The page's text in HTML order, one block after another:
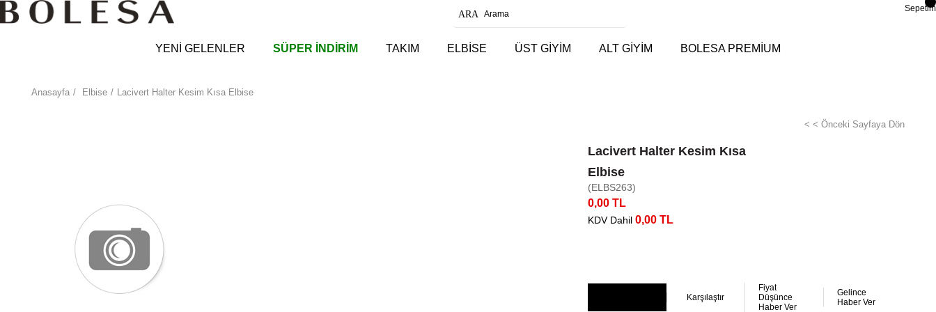
Sepetim
YENİ GELENLER SÜPER İNDİRİM TAKIM ELBİSE ÜST GİYİM ALT GİYİM BOLESA PREMİUM
Anasayfa Elbise Lacivert Halter Kesim Kısa Elbise
< < Önceki Sayfaya Dön
Lacivert Halter Kesim Kısa
Elbise
(ELBS263)
0,00 TL
KDV Dahil 0,00 TL
Karşılaştır
Fiyat
Düşünce
Haber Ver
Gelince
Haber Ver